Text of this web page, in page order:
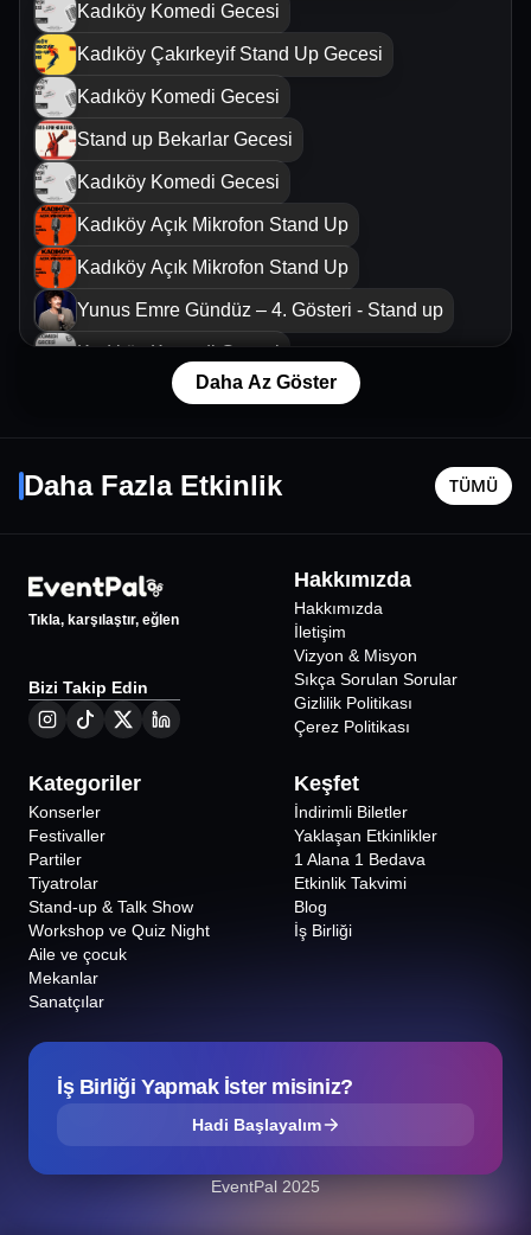
Kadıköy Komedi Gecesi
Kadıköy Çakırkeyif Stand Up Gecesi
Kadıköy Komedi Gecesi
Stand up Bekarlar Gecesi
Kadıköy Komedi Gecesi
Kadıköy Açık Mikrofon Stand Up
Kadıköy Açık Mikrofon Stand Up
Yunus Emre Gündüz – 4. Gösteri - Stand up
Kadıköy Komedi Gecesi
Kadıköy Komedi Gecesi
Kadıköy Çakırkeyif Stand Up Gecesi
Stand up Bekarlar Gecesi
İsmail Nuri - Stand Up (Yeni Gösteri)
Kadıköy Açık Mikrofon Stand Up
Umut Kaya & Oktay Keskin
Daha Az Göster
Daha Fazla Etkinlik TÜMÜ
%18 İNDİRİMLİ
İstanbul
IF Performance Hall Beşiktaş
8
İstanbul
Tıkla, karşılaştır, eğlen
Bizi Takip Edin
Hakkımızda
Hakkımızda
İletişim
Vizyon & Misyon
Sıkça Sorulan Sorular
Gizlilik Politikası
Çerez Politikası
Kategoriler
Konserler
Festivaller
Partiler
Tiyatrolar
Stand-up & Talk Show
Workshop ve Quiz Night
Aile ve çocuk
Mekanlar
Sanatçılar
Keşfet
İndirimli Biletler
Yaklaşan Etkinlikler
1 Alana 1 Bedava
Etkinlik Takvimi
Blog
İş Birliği
İş Birliği Yapmak İster misiniz?
Hadi Başlayalım
EventPal 2025